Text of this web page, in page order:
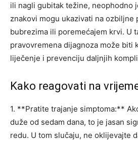
ili nagli gubitak težine, neophodno
znakovi mogu ukazivati na ozbiljne
bubrezima ili poremećajem krvi. U
pravovremena dijagnoza može biti
liječenje i prevenciju daljnjih
Kako reagovati na
1. **Pratite trajanje simptoma:**
duže od sedam dana, to je jasan
redu. U tom slučaju, ne oklijevajte